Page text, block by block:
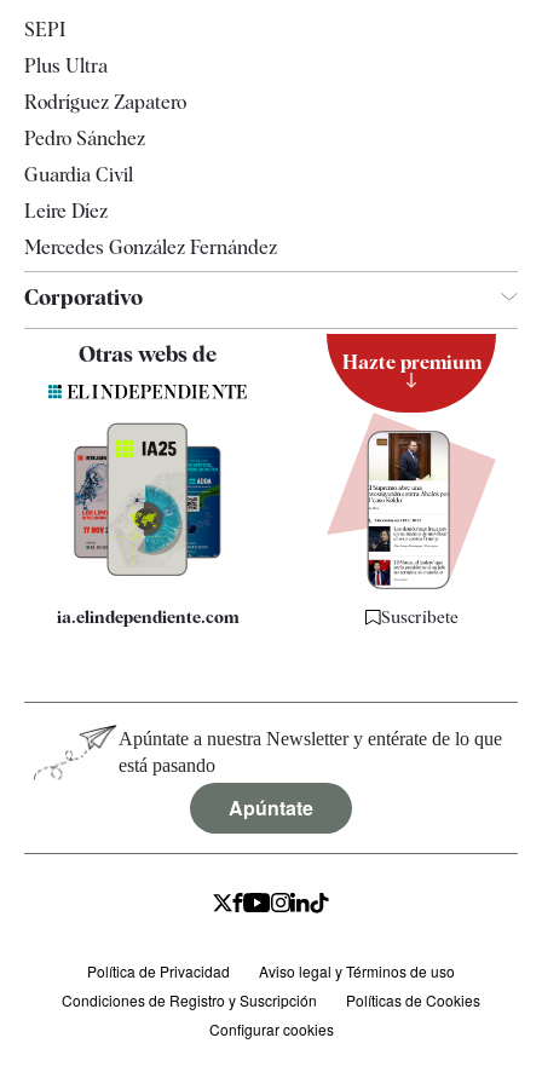
Televisión
SEPI
Plus Ultra
Rodríguez Zapatero
Pedro Sánchez
Guardia Civil
Leire Díez
Mercedes González Fernández
Corporativo
Quiénes somos
Especificaciones
Otras webs de
ia.elindependiente.com
Hazte premium
Suscríbete
Apúntate a nuestra Newsletter y entérate de lo que
está pasando
Apúntate
Política de Privacidad
Aviso legal y Términos de uso
Condiciones de Registro y Suscripción
Políticas de Cookies
Configurar cookies